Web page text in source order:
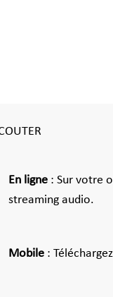
En ligne : Sur votre
streaming audio.
Mobile :